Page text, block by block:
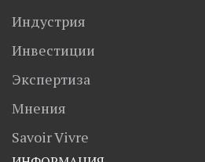
Индустрия
Инвестиции
Экспертиза
Мнения
Savoir Vivre